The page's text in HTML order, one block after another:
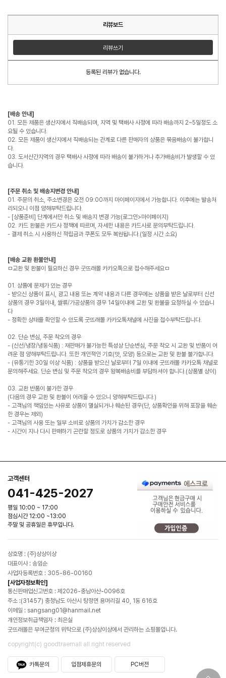
리뷰보드
리뷰쓰기
등록된 리뷰가 없습니다.
[배송 안내]
01. 모든 제품은 생산지에서 직배송되며, 지역 및 택배사 사정에 따라 배송까지 2~5일정도 소
요될 수 있습니다.
02. 모든 제품이 생산지에서 직배송되는 관계로 다른 판매자의 상품은 묶음배송이 불가합니
다.
03. 도서산간지역의 경우 택배사 사정에 따라 배송이 불가하거나 추가배송비가 발생할 수 있
습니다.
[주문 취소 및 배송지변경 안내]
01. 주문의 취소, 주소변경은 오전 09:00까지 마이페이지에서 가능합니다. 이후에는 발송처
리되오니 이점 양해부탁드립니다.
- [상품준비] 단계에서만 취소 및 배송지 변경 가능(로그인>마이페이지)
02. 카드 환불은 카드사 정책에 따르며, 자세한 내용은 카드사로 문의부탁드립니다.
- 결제 취소 시 사용하신 적립금과 쿠폰도 모두 복원됩니다.(일정 시간 소요)
[배송 교환 환불안내]
ㅁ교환 및 환불이 필요하신 경우 굿뜨래몰 카카오톡으로 접수해주세요ㅁ
01. 상품에 문제가 있는 경우
- 받으신 상품이 표시, 광고 내용 또는 계약 내용과 다른 경우에는 상품을 받은 날로부터 신선
상품의 경우 3일이내, 쌀류/가공상품의 경우 14일이내에 교환 및 환불을 요청하실 수 있습니
다
- 정확한 상태를 확인할 수 있도록 굿뜨래몰 카카오톡채널에 사진을 접수부탁드립니다.
02. 단순 변심, 주문 착오의 경우
- (신선/냉장/냉동식품) : 재판매가 불가능한 특성상 단순변심, 주문 착오 시 교환 및 반품이 어
려운 점 양해부탁드립니다. 또한 개인적인 기호(맛, 모양) 등으로는 교환 및 환불 불가합니다.
- (유통기한 30일 이상 식품) : 상품을 받으신 날로부터 7일 이내에 굿뜨래몰 카카오톡 채널로
문의해주세요. 단순 변심 및 주문 착오의 경우 왕복배송비를 부담하셔야 합니다.(상품별 상이)
03. 교환 반품이 불가한 경우
(다음의 경우 교환 및 환불이 어려울 수 있으니 양해부탁드립니다.)
- 고객님의 책임있는 사유로 상품이 멸실되거나 훼손된 경우(단, 상품확인을 위해 포장을 훼손
한 경우는 제외)
- 고객님의 사용 또는 일부 소비로 상품의 가치가 감소한 경우
- 시간이 지나 다시 판매하기 곤란할 정도로 상품의 가치가 감소한 경우
고객센터
041-425-2027
평일 10:00 ~ 17:00
점심시간 12:00 ~13:00
주말 및 공휴일은 휴무입니다.
상호명 : (주)상상이상
대표이사 : 송임순
사업자등록번호 : 305-86-00160
[사업자정보확인]
통신판매업신고번호 : 제2026-충남아산-0096호
주소 :(31457) 충청남도 아산시 탕정면 용머리길 40, 1동 616호
이메일 : sangsang01@hanmail.net
개인정보취급책임자 : 최은실
굿뜨래몰은 부여군청의 위탁으로 (주)상상이상에서 관리하는 쇼핑몰입니다.
copyright(c) goodtraemall all right reserved
카톡문의 입점제휴문의 PC버전